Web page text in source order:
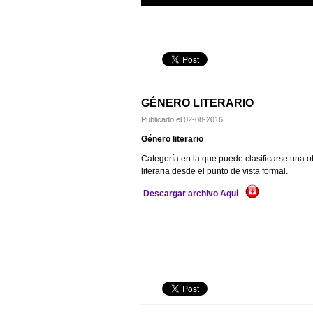
GÉNERO LITERARIO
Publicado el 02-08-2016
Género literario
Categoría en la que puede clasificarse una
literaria desde el punto de vista formal.
Descargar archivo Aquí